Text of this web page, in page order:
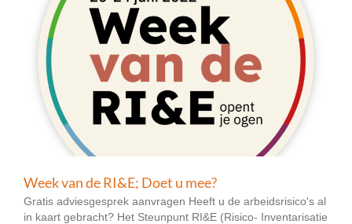
Week van de RI&E; Doet u mee?
Gratis adviesgesprek aanvragen Heeft u de arbeidsrisico's al
in kaart gebracht? Het Steunpunt RI&E (Risico- Inventarisatie